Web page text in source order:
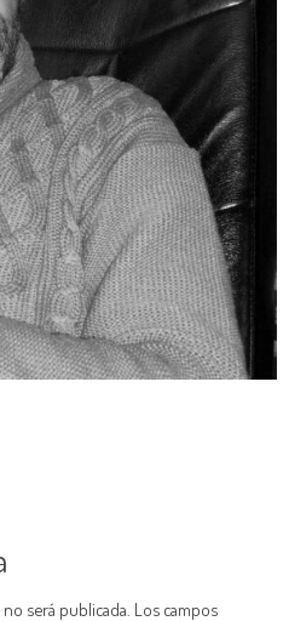
será publicada. Los campos